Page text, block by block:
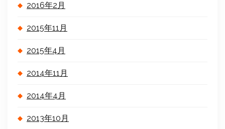
2016年2月
2015年11月
2015年4月
2014年11月
2014年4月
2013年10月